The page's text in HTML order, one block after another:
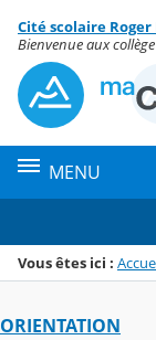
Menu de la
Contenu
Cité scolaire
Bienvenue aux
MENU
Vous êtes ici :
ORIENTATION